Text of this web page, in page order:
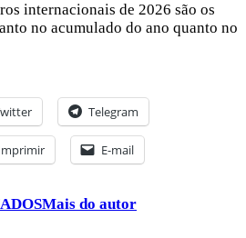
internacionais de 2026 são os
no acumulado do ano quanto no
Telegram
E-mail
Mais do autor